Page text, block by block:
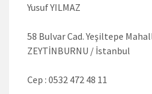
Yusuf YILMAZ
58 Bulvar Cad. Yeşiltepe
ZEYTİNBURNU / İstanbul
Cep : 0532 472 48 11